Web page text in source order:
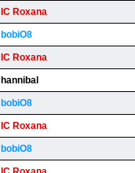
IC Roxana
bobiO8
IC Roxana
hannibal
bobiO8
IC Roxana
bobiO8